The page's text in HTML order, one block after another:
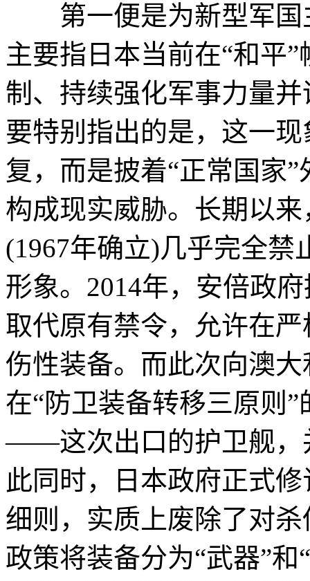
第一便是为新型军国
主要指日本当前在“和平
制、持续强化军事力量
要特别指出的是，这一
复，而是披着“正常国家
构成现实威胁。长期以
(1967年确立)几乎完全
形象。2014年，安倍政
取代原有禁令，允许在
伤性装备。而此次向澳
在“防卫装备转移三原则
——这次出口的护卫舰，
此同时，日本政府正式
细则，实质上废除了对
政策将装备分为“武器”